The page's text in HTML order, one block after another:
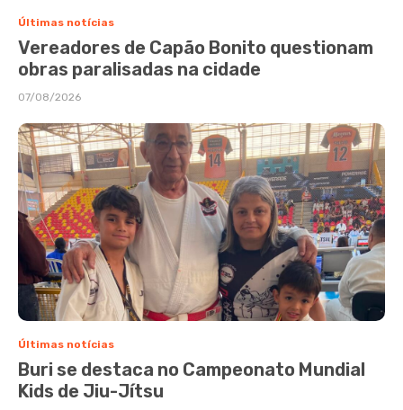
Últimas notícias
Vereadores de Capão Bonito questionam
obras paralisadas na cidade
07/08/2026
Últimas notícias
Buri se destaca no Campeonato Mundial
Kids de Jiu-Jítsu